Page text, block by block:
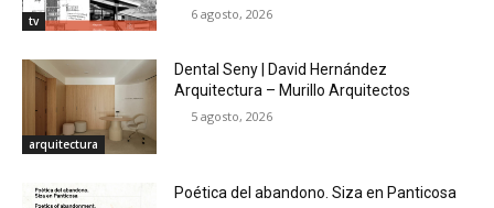
tv 6 agosto, 2026
arquitectura
Dental Seny | David Hernández
Arquitectura – Murillo Arquitectos
5 agosto, 2026
Poética del abandono. Siza en Panticosa